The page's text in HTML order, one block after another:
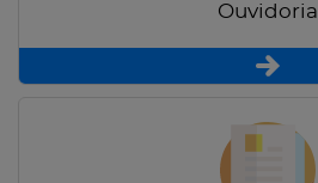
Ouvidoria